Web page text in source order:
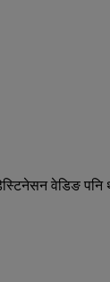
वेडिङ पनि